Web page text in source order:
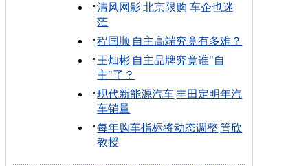
清风网影|北京限购 车企也迷
茫
程国顺|自主高端究竟有多难？
王灿彬|自主品牌究竟谁"自
主"了？
现代新能源汽车|丰田定明年汽
车销量
每年购车指标将动态调整|管欣
教授